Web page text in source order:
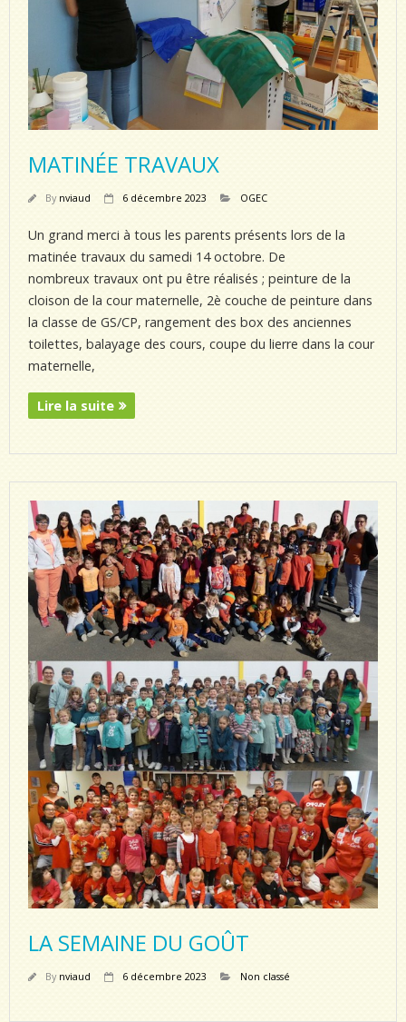
MATINÉE TRAVAUX
By nviaud 6 décembre 2023 OGEC
Un grand merci à tous les parents présents lors de la
matinée travaux du samedi 14 octobre. De
nombreux travaux ont pu être réalisés ; peinture de la
cloison de la cour maternelle, 2è couche de peinture dans
la classe de GS/CP, rangement des box des anciennes
toilettes, balayage des cours, coupe du lierre dans la cour
maternelle,
Lire la suite
LA SEMAINE DU GOÛT
By nviaud 6 décembre 2023 Non classé